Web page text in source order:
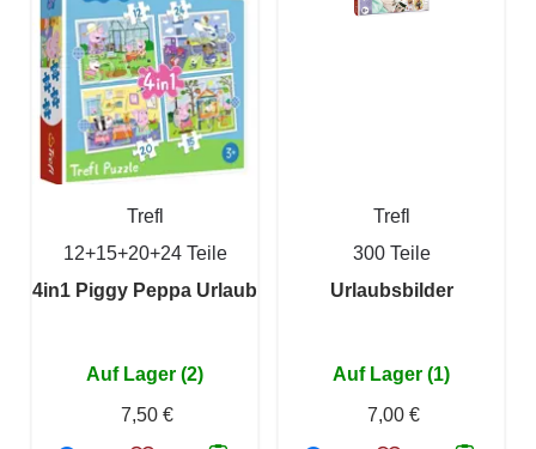
Trefl
12+15+20+24 Teile
4in1 Piggy Peppa Urlaub
Auf Lager (2)
7,50 €
Trefl
300 Teile
Urlaubsbilder
Auf Lager (1)
7,00 €